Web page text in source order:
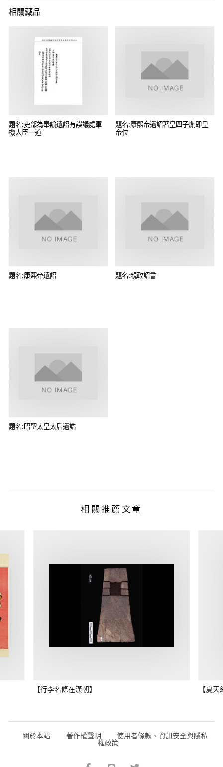
相關藏品
題名:吏部為奉諭遺詔有誤議處軍
機大臣一道
題名:康熙帝遺詔著皇四子胤即皇
帝位
題名:康熙帝遺詔 題名:親政詔書
題名:昭聖太皇太后遺誥
相關推薦文章
【行李名條在漢朝】 【夏
關於本站 著作權聲明 使用者條款、資訊安全與隱私
權政策